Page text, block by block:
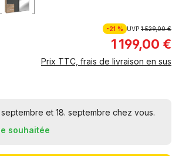
-21 % UVP 1 529,00 €
1 199,00 €
Prix TTC, frais de livraison en sus
et 18. septembre chez vous.
souhaitée